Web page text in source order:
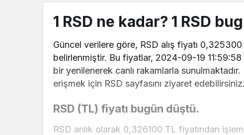
1 RSD ne kadar? 1 RSD
Güncel verilere göre, RSD alış fiyatı
belirlenmiştir. Bu fiyatlar, 2024-09-19
bir yenilenerek canlı rakamlarla
erişmek için RSD sayfasını ziyaret edebilirsiniz.
RSD (TL) fiyatı bugün düştü.
RSD anlık olarak 0,326100 TL fiyatından